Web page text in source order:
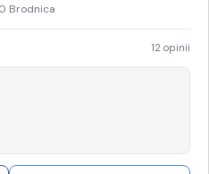
Brodnica
12 opinii